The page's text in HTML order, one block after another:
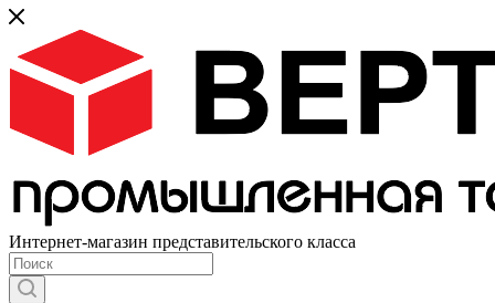
Интернет-магазин представительского класса